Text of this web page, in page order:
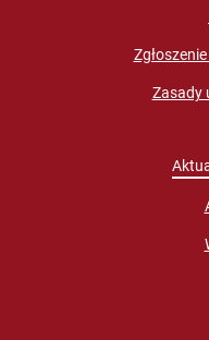
Zasady